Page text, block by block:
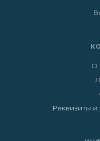
О
Реквизиты и